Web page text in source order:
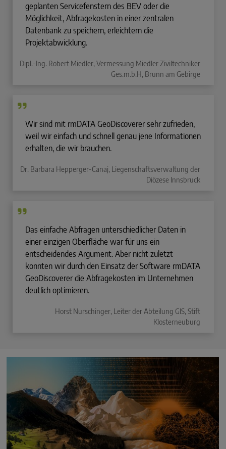
geplanten Servicefenstern des BEV oder die
Möglichkeit, Abfragekosten in einer zentralen
Datenbank zu speichern, erleichtern die
Projektabwicklung.
Dipl.-Ing. Robert Miedler, Vermessung Miedler Ziviltechniker
Ges.m.b.H, Brunn am Gebirge
Wir sind mit rmDATA GeoDiscoverer sehr zufrieden,
weil wir einfach und schnell genau jene Informationen
erhalten, die wir brauchen.
Dr. Barbara Hepperger-Canaj, Liegenschaftsverwaltung der
Diözese Innsbruck
Das einfache Abfragen unterschiedlicher Daten in
einer einzigen Oberfläche war für uns ein
entscheidendes Argument. Aber nicht zuletzt
konnten wir durch den Einsatz der Software rmDATA
GeoDiscoverer die Abfragekosten im Unternehmen
deutlich optimieren.
Horst Nurschinger, Leiter der Abteilung GIS, Stift
Klosterneuburg